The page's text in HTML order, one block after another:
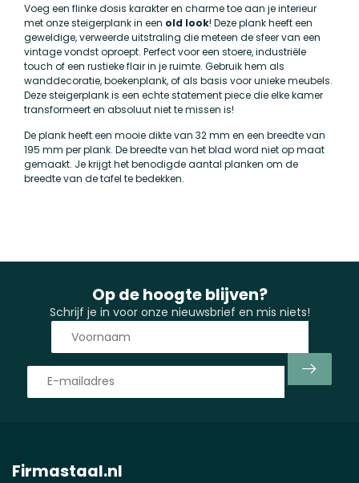
Voeg een flinke dosis karakter en charme toe aan je interieur
met onze steigerplank in een old look! Deze plank heeft een
geweldige, verweerde uitstraling die meteen de sfeer van een
vintage vondst oproept. Perfect voor een stoere, industriële
touch of een rustieke flair in je ruimte. Gebruik hem als
wanddecoratie, boekenplank, of als basis voor unieke meubels.
Deze steigerplank is een echte statement piece die elke kamer
transformeert en absoluut niet te missen is!
De plank heeft een mooie dikte van 32 mm en een breedte van
195 mm per plank. De breedte van het blad word niet op maat
gemaakt. Je krijgt het benodigde aantal planken om de
breedte van de tafel te bedekken.
Op de hoogte blijven?
Schrijf je in voor onze nieuwsbrief en mis niets!
Firmastaal.nl